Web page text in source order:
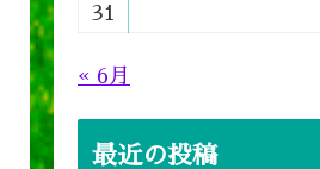
31
« 6月
最近の投稿